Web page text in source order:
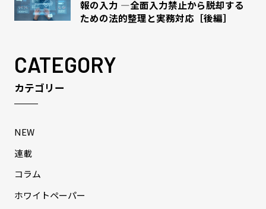
報の入力 ―全面入力禁止から脱却する
ための法的整理と実務対応［後編］
CATEGORY
カテゴリー
NEW
連載
コラム
ホワイトペーパー